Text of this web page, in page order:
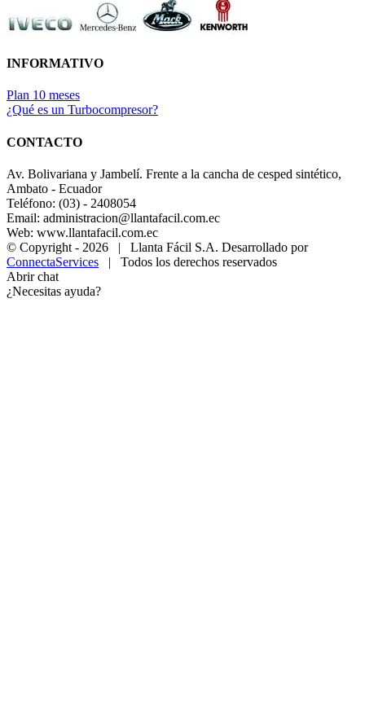
INFORMATIVO
Plan 10 meses
¿Qué es un Turbocompresor?
CONTACTO
Av. Bolivariana y Jambelí. Frente a la cancha de cesped sintético,
Ambato - Ecuador
Teléfono: (03) - 2408054
Email: administracion@llantafacil.com.ec
Web: www.llantafacil.com.ec
© Copyright - 2026 | Llanta Fácil S.A. Desarrollado por
ConnectaServices | Todos los derechos reservados
Abrir chat
¿Necesitas ayuda?